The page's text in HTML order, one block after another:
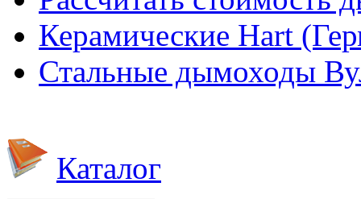
Керамические Hart
Стальные дымоходы
Каталог